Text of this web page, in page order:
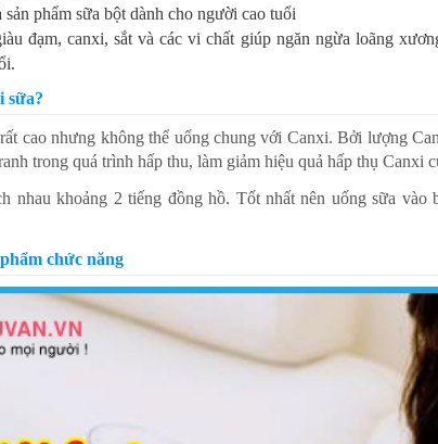
phẩm sữa bột dành cho người cao tuổi
đạm, canxi, sắt và các vi chất giúp ngăn ngừa loãng
sữa?
cao nhưng không thể uống chung với Canxi. Bởi lượng
trong quá trình hấp thu, làm giảm hiệu quả hấp thụ Canxi
nhau khoảng 2 tiếng đồng hồ. Tốt nhất nên uống sữa vào
chức năng